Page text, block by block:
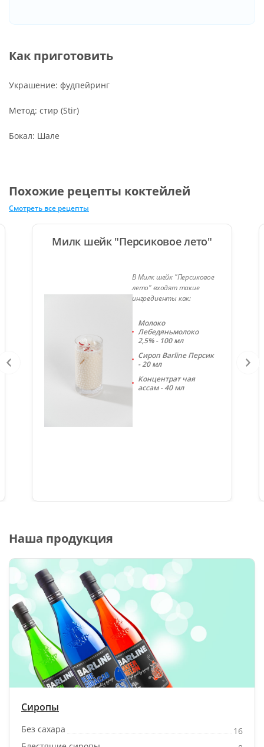
Как приготовить
Украшение: фудпейринг
Метод: стир (Stir)
Бокал: Шале
Похожие рецепты коктейлей
Смотреть все рецепты
Милк шейк "Персиковое лето"
В Милк шейк "Персиковое
лето" входят такие
ингредиенты как:
Молоко
Лебедяньмолоко
2,5% - 100 мл
Сироп Barline Персик
- 20 мл
Концентрат чая
ассам - 40 мл
Наша продукция
Сиропы
Без сахара
16